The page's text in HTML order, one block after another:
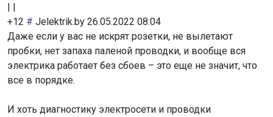
| |
+12 # Jelektrik.by 26.05.2022 08:04
Даже если у вас не искрят розетки, не вылетают
пробки, нет запаха паленой проводки, и вообще вся
электрика работает без сбоев – это еще не значит, что
все в порядке.
И хоть диагностику электросети и проводки